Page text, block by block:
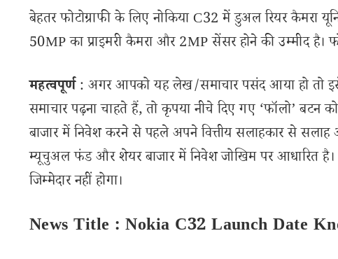
बेहतर फोटोग्राफी के लिए नोकिया C32 में डुअल रियर कैमरा
50MP का प्राइमरी कैमरा और 2MP सेंसर होने की उम्मीद है।
महत्वपूर्ण: अगर आपको यह लेख/समाचार पसंद आया हो तो
समाचार पढ़ना चाहते हैं, तो कृपया नीचे दिए गए ‘फॉलो’ बटन
बाजार में निवेश करने से पहले अपने वित्तीय सलाहकार से सलाह
म्यूचुअल फंड और शेयर बाजार में निवेश जोखिम पर आधारित है।
जिम्मेदार नहीं होगा।
News Title : Nokia C32 Launch Date